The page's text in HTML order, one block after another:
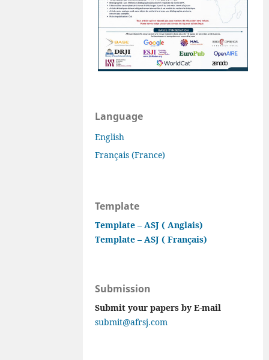
Language
English
Français (France)
Template
Template – ASJ ( Anglais)
Template – ASJ ( Français)
Submission
Submit your papers by E-mail
submit@afrsj.com